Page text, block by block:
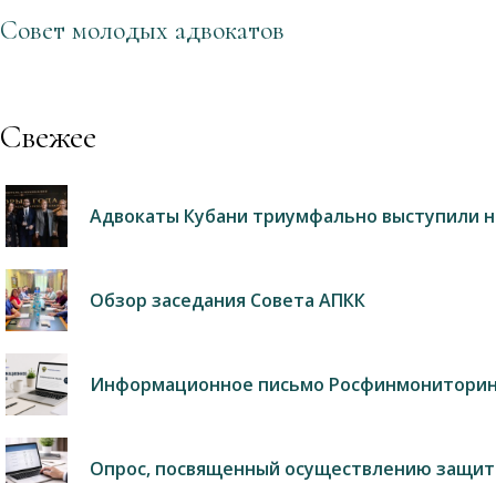
Совет молодых адвокатов
Свежее
Адвокаты Кубани триумфально выступили
Обзор заседания Совета АПКК
Информационное письмо
Опрос, посвященный осуществлению